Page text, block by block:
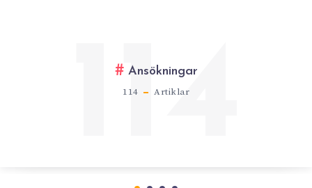
Ansökningar
114 Artiklar
114